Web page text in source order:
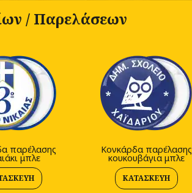
/ Παρελάσεων
παρέλασης
μπλε
Κονκάρδα παρέλασης
κουκουβάγια μπλε
ΚΑΤΑΣΚΕΥΉ